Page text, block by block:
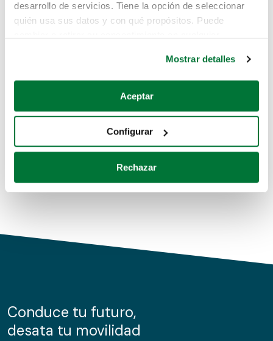
desarrollo de servicios. Tiene la opción de seleccionar
quién usa sus datos y con qué propósitos. Puede
Si lo permite, también quisiéramos:
Recopilar información sobre su ubicación geográfica
Identificar su dispositivo analizándolo activamente
para buscar características específicas (huellas
Obtenga más información sobre cómo se procesan sus
de cookies.
información sobre el uso que haga del sitio web con
nuestros partners de redes sociales, publicidad y análisis
Mostrar detalles
Aceptar
Configurar
Rechazar
Pero puedes encontrar el coche que estás
buscando en alguno de estos enlaces:
Coches de segunda mano
Coches de km0
Conduce tu futuro,
desata tu movilidad